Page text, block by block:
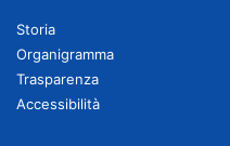
Storia
Organigramma
Trasparenza
Accessibilità